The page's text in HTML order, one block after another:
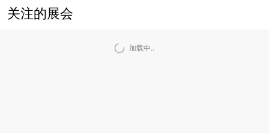
关注的展会
加载中..